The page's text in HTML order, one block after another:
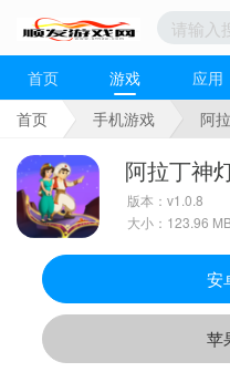
首页 游戏 应用
首页
手机游戏 阿
阿拉丁神
版本：v1.0.8
大小：123.96
安
苹